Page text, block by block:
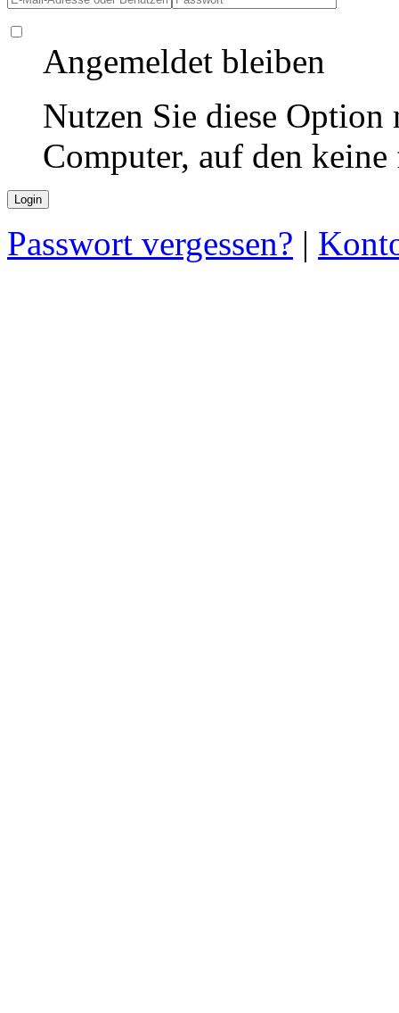
Angemeldet bleiben
Nutzen Sie diese
Computer, auf den
Passwort vergessen? |